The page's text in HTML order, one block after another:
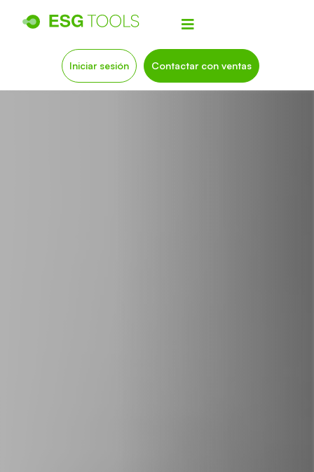
Iniciar sesión Contactar con ventas